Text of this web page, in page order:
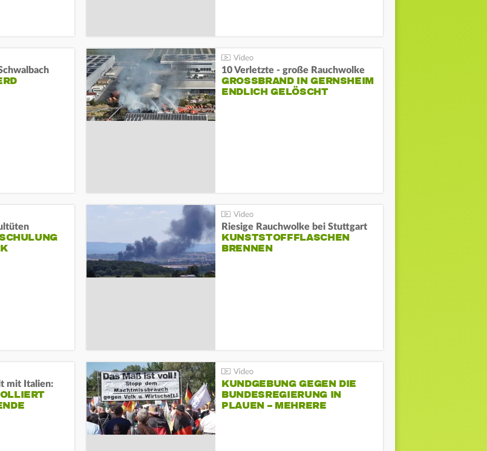
10 Verletzte - große Rauchwolke
GROSSBRAND IN GERNSHEIM E
NDLICH GELÖSCHT
Riesige Rauchwolke bei Stuttgart
KUNSTSTOFFFLASCHEN
BRENNEN
mit Italien:
KUNDGEBUNG GEGEN DIE
BUNDESREGIERUNG IN
PLAUEN – MEHRERE